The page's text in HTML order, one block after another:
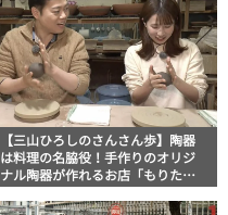
【三山ひろしのさんさん歩】陶器
は料理の名脇役！手作りのオリジ
ナル陶器が作れるお店「もりたう